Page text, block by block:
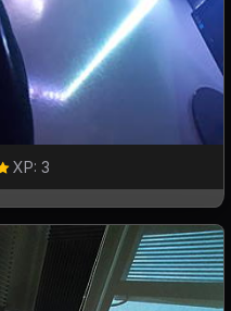
XP: 3